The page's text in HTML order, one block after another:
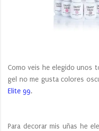
Como veis he elegido unos
gel no me gusta colores
Elite 99.
Para decorar mis uñas he